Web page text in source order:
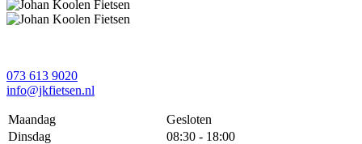
073 613 9020
info@jkfietsen.nl
Maandag
Gesloten
Dinsdag
08:30 - 18:00